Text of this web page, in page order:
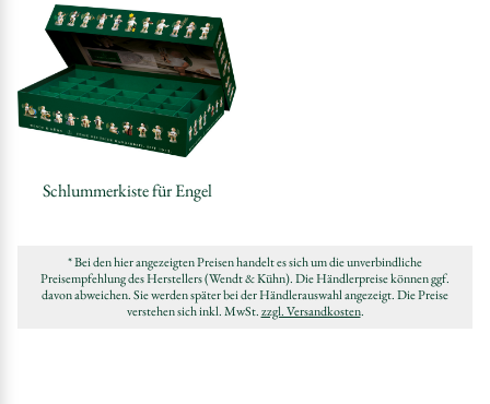
Schlummerkiste für Engel
* Bei den hier angezeigten Preisen handelt es sich um die unverbindliche
Preisempfehlung des Herstellers (Wendt & Kühn). Die Händlerpreise können ggf.
davon abweichen. Sie werden später bei der Händlerauswahl angezeigt. Die Preise
verstehen sich inkl. MwSt.zzgl. Versandkosten.